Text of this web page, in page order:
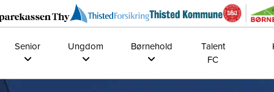
Senior Ungdom Børnehold
Talent
FC